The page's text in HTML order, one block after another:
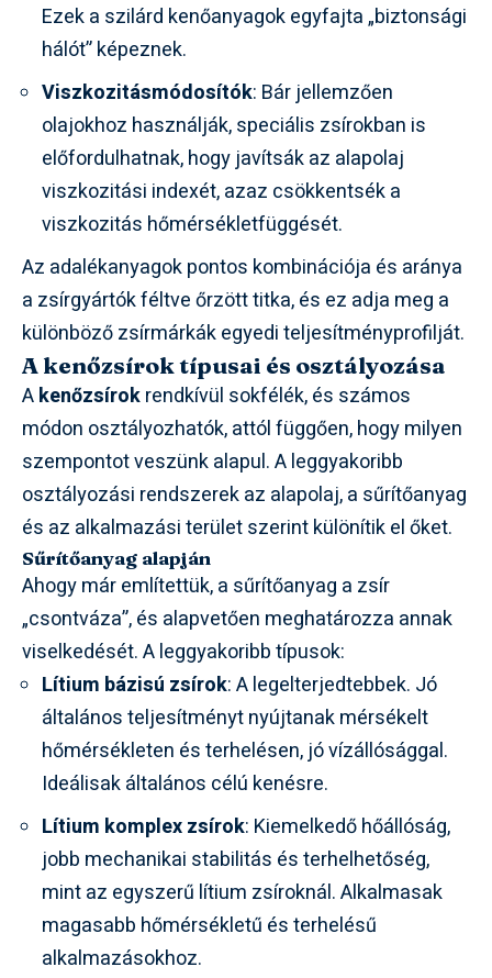
Ezek a szilárd kenőanyagok egyfajta „biztonsági
hálót” képeznek.
Viszkozitásmódosítók: Bár jellemzően
olajokhoz használják, speciális zsírokban is
előfordulhatnak, hogy javítsák az alapolaj
viszkozitási indexét, azaz csökkentsék a
viszkozitás hőmérsékletfüggését.
Az adalékanyagok pontos kombinációja és aránya
a zsírgyártók féltve őrzött titka, és ez adja meg a
különböző zsírmárkák egyedi teljesítményprofilját.
A kenőzsírok típusai és osztályozása
Akenőzsírokrendkívül sokfélék, és számos
módon osztályozhatók, attól függően, hogy milyen
szempontot veszünk alapul. A leggyakoribb
osztályozási rendszerek az alapolaj, a sűrítőanyag
és az alkalmazási terület szerint különítik el őket.
Sűrítőanyag alapján
Ahogy már említettük, a sűrítőanyag a zsír
„csontváza”, és alapvetően meghatározza annak
viselkedését. A leggyakoribb típusok:
Lítium bázisú zsírok: A legelterjedtebbek. Jó
általános teljesítményt nyújtanak mérsékelt
hőmérsékleten és terhelésen, jó vízállósággal.
Ideálisak általános célú kenésre.
Lítium komplex zsírok: Kiemelkedő hőállóság,
jobb mechanikai stabilitás és terhelhetőség,
mint az egyszerű lítium zsíroknál. Alkalmasak
magasabb hőmérsékletű és terhelésű
alkalmazásokhoz.